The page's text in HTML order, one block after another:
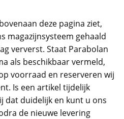
deze pagina ziet,
magazijnsysteem gehaald
ververst. Staat Parabolan
als beschikbaar vermeld,
voorraad en reserveren wij
Is een artikel tijdelijk
dat duidelijk en kunt u ons
de nieuwe levering